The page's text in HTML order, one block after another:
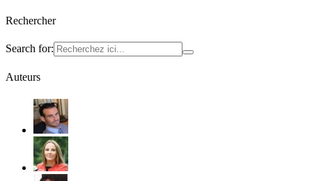
Rechercher
Search for:
Auteurs